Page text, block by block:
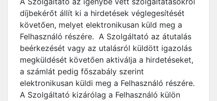
díjbekérőt állít ki a hirdetések véglegesítését
követően, melyet elektronikusan küld meg a
Felhasználó részére. A Szolgáltató az átutalás
beérkezését vagy az utalásról küldött igazolás
megküldését követően aktiválja a hirdetéseket,
a számlát pedig főszabály szerint
elektronikusan küldi meg a Felhasználó részére.
A Szolgáltató kizárólag a Felhasználó külön